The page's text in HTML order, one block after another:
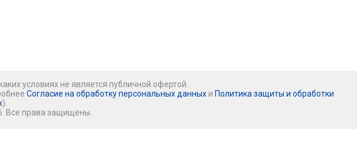
условиях не является публичной офертой.
Согласие на обработку персональных данныхи Политика защиты и обработки
).
Все права защищены.